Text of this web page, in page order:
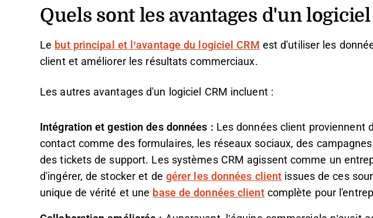
Quels sont les avantages d'un
Le but principal et l’avantage du logiciel CRM est d'utiliser les
client et améliorer les résultats commerciaux.
Les autres avantages d'un logiciel CRM incluent :
Intégration et gestion des données : Les données client proviennent
contact comme des formulaires, les réseaux sociaux, des
des tickets de support. Les systèmes CRM agissent comme un
d'ingérer, de stocker et de gérer les données client issues de ces
unique de vérité et une base de données clientcomplète pour